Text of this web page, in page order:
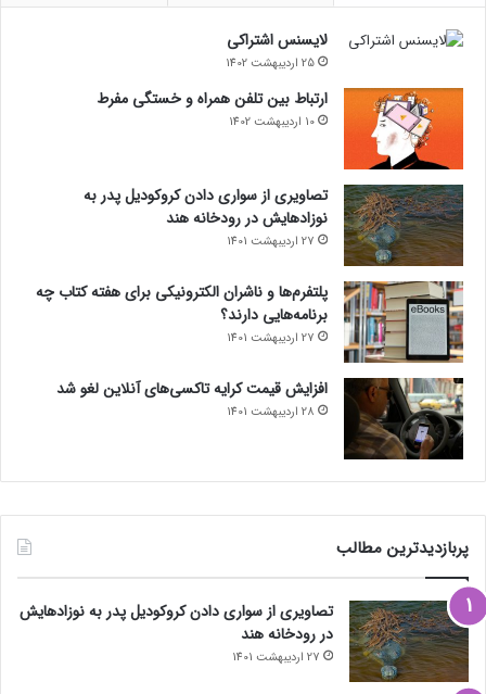
لایسنس اشتراکی
25 اردیبهشت 1402
ارتباط بین تلفن همراه و خستگی مفرط
10 اردیبهشت 1402
تصاویری از سواری دادن کروکودیل پدر به
نوزادهایش در رودخانه هند
27 اردیبهشت 1401
پلتفرم‌ها و ناشران الکترونیکی برای هفته کتاب چه
برنامه‌هایی دارند؟
27 اردیبهشت 1401
افزایش قیمت کرایه تاکسی‌های آنلاین لغو شد
28 اردیبهشت 1401
پربازدیدترین مطالب
تصاویری از سواری دادن کروکودیل پدر به نوزادهایش
در رودخانه هند
27 اردیبهشت 1401